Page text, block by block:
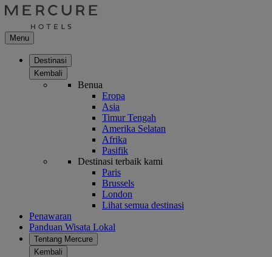
Menu
Destinasi
Kembali
Benua
Eropa
Asia
Timur Tengah
Amerika Selatan
Afrika
Pasifik
Destinasi terbaik kami
Paris
Brussels
London
Lihat semua destinasi
Penawaran
Panduan Wisata Lokal
Tentang Mercure
Kembali